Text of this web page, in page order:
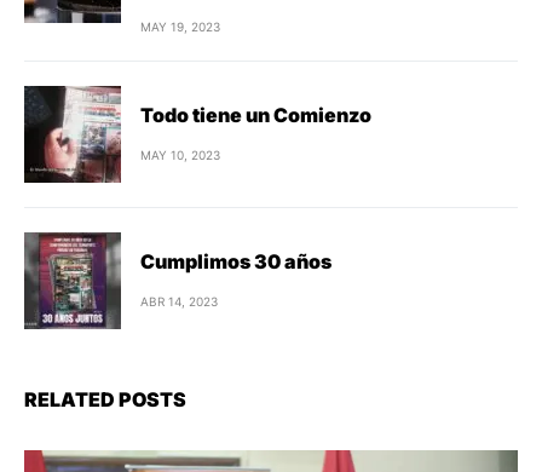
MAY 19, 2023
Todo tiene un Comienzo
MAY 10, 2023
Cumplimos 30 años
ABR 14, 2023
RELATED POSTS